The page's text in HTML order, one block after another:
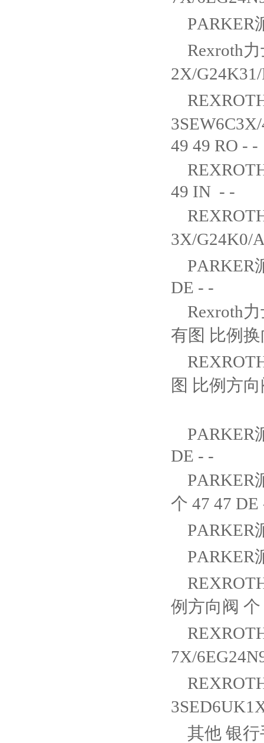
PARKER
Rexroth
2X/
49 49 RO - -
49 IN - -
3X/G24K0/
PARKER
DE - -
Rexroth
有图 比例
图 比例方
PARKER
DE - -
PARKER
个 47 47
PARKER
PARKER
例方向阀
7X/
其他 银